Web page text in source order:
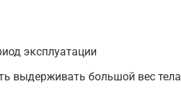
эксплуатации
выдерживать большой вес тела